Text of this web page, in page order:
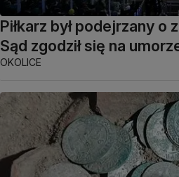
Piłkarz był podejrzany o
Sąd zgodził się na
OKOLICE